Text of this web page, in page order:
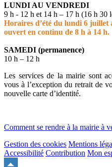
LUNDI AU VENDREDI
9 h - 12 h et 14 h – 17 h (16 h 30
Horaires d’été du lundi 6 juillet
ouvert en continu de 8 h à 14 h.
SAMEDI (permanence)
10 h – 12 h
Les services de la mairie sont
vous à l’exception du retrait de
nouvelle carte d’identité.
Comment se rendre à la mairie à
Gestion des cookies Mentions
Accessibilité Contribution Mon